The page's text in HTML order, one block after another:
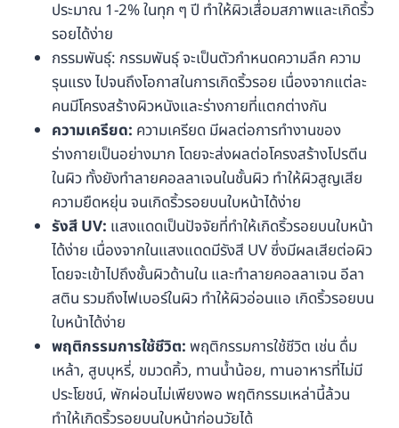
ประมาณ 1-2% ในทุก ๆ ปี ทำให้ผิวเสื่อมสภาพและเกิดริ้ว
รอยได้ง่าย
กรรมพันธุ์: กรรมพันธุ์ จะเป็นตัวกำหนดความลึก ความ
รุนแรง ไปจนถึงโอกาสในการเกิดริ้วรอย เนื่องจากแต่ละ
คนมีโครงสร้างผิวหนังและร่างกายที่แตกต่างกัน
ความเครียด: ความเครียด มีผลต่อการทำงานของ
ร่างกายเป็นอย่างมาก โดยจะส่งผลต่อโครงสร้างโปรตีน
ในผิว ทั้งยังทำลายคอลลาเจนในชั้นผิว ทำให้ผิวสูญเสีย
ความยืดหยุ่น จนเกิดริ้วรอยบนใบหน้าได้ง่าย
รังสี UV: แสงแดดเป็นปัจจัยที่ทำให้เกิดริ้วรอยบนใบหน้า
ได้ง่าย เนื่องจากในแสงแดดมีรังสี UV ซึ่งมีผลเสียต่อผิว
โดยจะเข้าไปถึงชั้นผิวด้านใน และทำลายคอลลาเจน อีลา
สติน รวมถึงไฟเบอร์ในผิว ทำให้ผิวอ่อนแอ เกิดริ้วรอยบน
ใบหน้าได้ง่าย
พฤติกรรมการใช้ชีวิต:พฤติกรรมการใช้ชีวิต เช่น ดื่ม
เหล้า, สูบบุหรี่, ขมวดคิ้ว, ทานน้ำน้อย, ทานอาหารที่ไม่มี
ประโยชน์, พักผ่อนไม่เพียงพอ พฤติกรรมเหล่านี้ล้วน
ทำให้เกิดริ้วรอยบนใบหน้าก่อนวัยได้